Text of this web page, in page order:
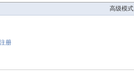
高级模式
册